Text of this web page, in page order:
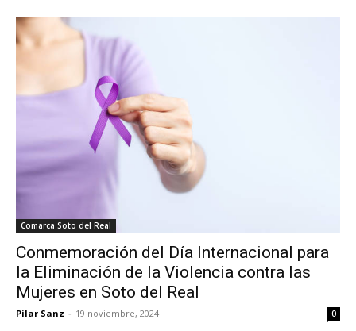
Comarca Soto del Real
Conmemoración del Día Internacional para
la Eliminación de la Violencia contra las
Mujeres en Soto del Real
Pilar Sanz - 19 noviembre, 2024 0